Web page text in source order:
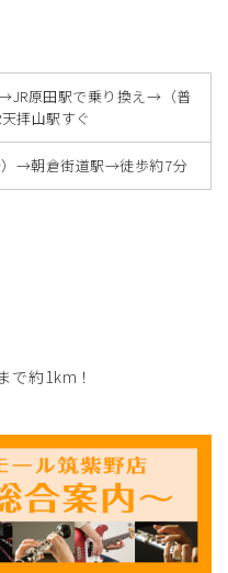
原田駅で乗り換え→（普
拝山駅すぐ
→朝倉街道駅→徒歩約7分
で約1km！